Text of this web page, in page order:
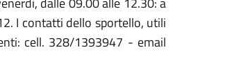
I contatti dello sportello, utili
cell. 328/1393947 - email